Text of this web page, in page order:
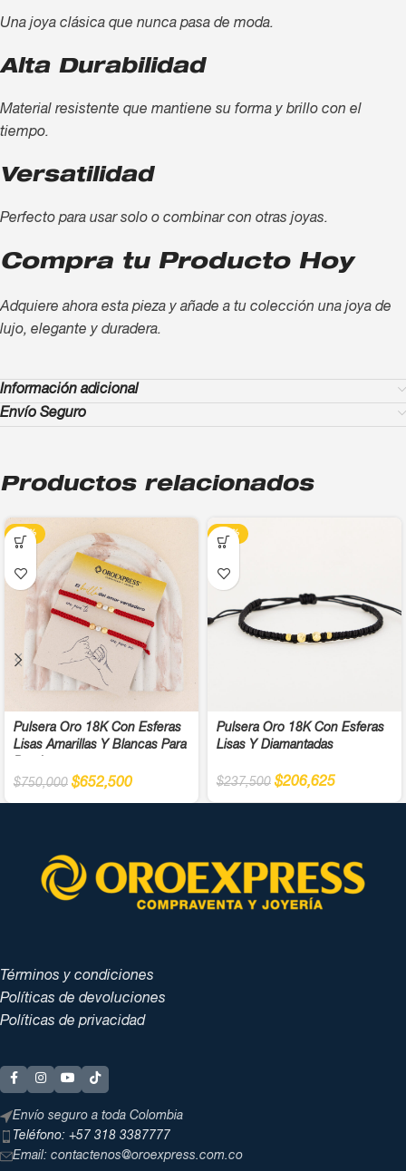
Una joya clásica que nunca pasa de moda.
Alta Durabilidad
Material resistente que mantiene su forma y brillo con el
tiempo.
Versatilidad
Perfecto para usar solo o combinar con otras joyas.
Compra tu Producto Hoy
Adquiere ahora esta pieza y añade a tu colección una joya de
lujo, elegante y duradera.
Información adicional
Envío Seguro
Productos relacionados
-13%
Pulsera Oro 18K Con Esferas
Lisas Amarillas Y Blancas Para
$750,000 $652,500
-13%
Pulsera Oro 18K Con Esferas
Lisas Y Diamantadas
$237,500 $206,625
Términos y condiciones
Políticas de devoluciones
Políticas de privacidad
Envío seguro a toda Colombia
Teléfono: +57 318 3387777
Email: contactenos@oroexpress.com.co